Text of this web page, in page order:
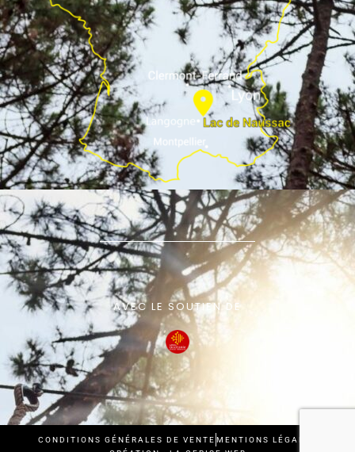
AVEC LE SOUTIEN DE
CONDITIONS GÉNÉRALES DE VENTE MENTIONS LÉGALES